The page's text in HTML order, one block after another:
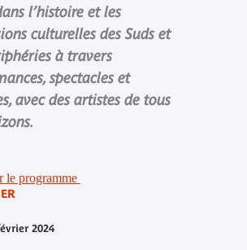
l’histoire et les
culturelles des Suds et
à travers
spectacles et
avec des artistes de tous
le programme
2024